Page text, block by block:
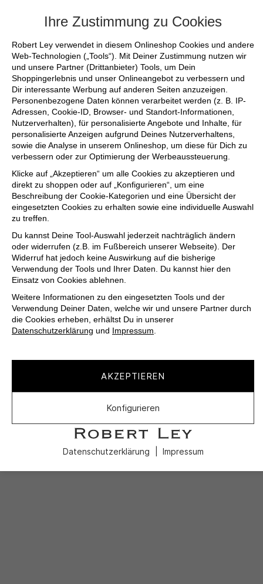
Ihre Zustimmung zu Cookies
Robert Ley verwendet in diesem Onlineshop Cookies und andere
Web-Technologien („Tools“). Mit Deiner Zustimmung nutzen wir
und unsere Partner (Drittanbieter) Tools, um Dein
Shoppingerlebnis und unser Onlineangebot zu verbessern und
Dir interessante Werbung auf anderen Seiten anzuzeigen.
Personenbezogene Daten können verarbeitet werden (z. B. IP-
Adressen, Cookie-ID, Browser- und Standort-Informationen,
Nutzerverhalten), für personalisierte Angebote und Inhalte, für
personalisierte Anzeigen aufgrund Deines Nutzerverhaltens,
sowie die Analyse in unserem Onlineshop, um diese für Dich zu
verbessern oder zur Optimierung der Werbeaussteuerung.
Klicke auf „Akzeptieren“ um alle Cookies zu akzeptieren und
direkt zu shoppen oder auf „Konfigurieren“, um eine
Beschreibung der Cookie-Kategorien und eine Übersicht der
eingesetzten Cookies zu erhalten sowie eine individuelle Auswahl
zu treffen.
Du kannst Deine Tool-Auswahl jederzeit nachträglich ändern
oder widerrufen (z.B. im Fußbereich unserer Webseite). Der
Widerruf hat jedoch keine Auswirkung auf die bisherige
Verwendung der Tools und Ihrer Daten. Du kannst hier den
Einsatz von Cookies ablehnen.
Weitere Informationen zu den eingesetzten Tools und der
Verwendung Deiner Daten, welche wir und unsere Partner durch
die Cookies erheben, erhältst Du in unserer
Datenschutzerklärung und Impressum.
AKZEPTIEREN
Konfigurieren
Datenschutzerklärung Impressum